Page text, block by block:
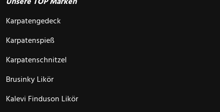
Karpatengedeck
Karpatenspieß
Karpatenschnitzel
Brusinky Likör
Kalevi Finduson Likör